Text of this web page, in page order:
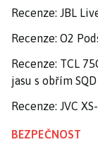
Recenze: JBL
Recenze: O2
Recenze: TCL
jasu s obřím
Recenze: JVC
BEZPEČNOST